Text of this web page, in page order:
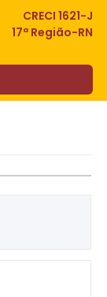
CRECI 1621-J
17ª Região-RN